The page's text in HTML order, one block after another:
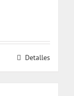
Detalles